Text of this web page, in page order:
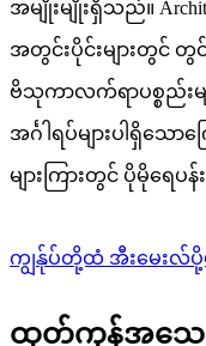
အမျိုးမျိုးရှိသည်။
အတွင်းပိုင်းများတွင်
ဗိသုကာလက်ရာပစ္စည်း
အင်္ဂါရပ်များပါရှိသ
များကြားတွင် ပိုမိုရေပ
ကျွန်ုပ်တို့ထံ အီးမေးလ်ပို့ပ
ထုတ်ကုန်အသေ